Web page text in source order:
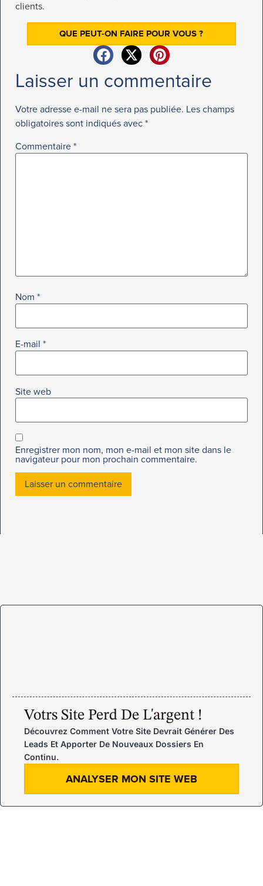
clients.
QUE PEUT-ON FAIRE POUR VOUS ?
Laisser un commentaire
Votre adresse e-mail ne sera pas publiée. Les champs
obligatoires sont indiqués avec *
Commentaire *
Nom *
E-mail *
Site web
Enregistrer mon nom, mon e-mail et mon site dans le
navigateur pour mon prochain commentaire.
Votrs Site Perd De L'argent !
Découvrez Comment Votre Site Devrait Générer Des
Leads Et Apporter De Nouveaux Dossiers En
Continu.
ANALYSER MON SITE WEB